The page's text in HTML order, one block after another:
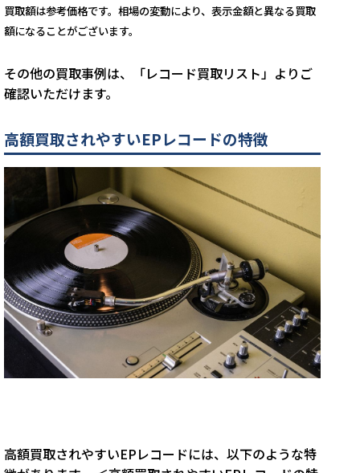
買取額は参考価格です。相場の変動により、表示金額と異なる買取
額になることがございます。
その他の買取事例は、「レコード買取リスト」よりご
確認いただけます。
高額買取されやすいEPレコードの特徴
高額買取されやすいEPレコードには、以下のような特